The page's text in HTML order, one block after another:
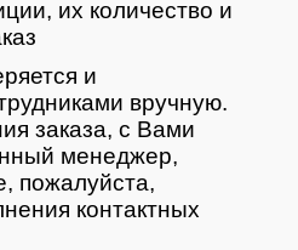
их количество и
и
вручную.
заказа, с Вами
менеджер,
пожалуйста,
контактных